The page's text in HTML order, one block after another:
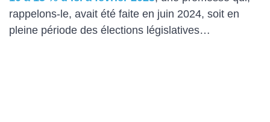
rappelons-le, avait été faite en juin 2024, soit en
pleine période des élections législatives…